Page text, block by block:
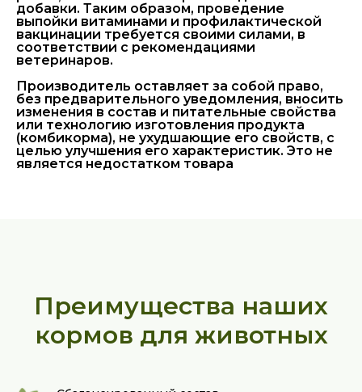
добавки. Таким образом, проведение
выпойки витаминами и профилактической
вакцинации требуется своими силами, в
соответствии с рекомендациями
ветеринаров.
Производитель оставляет за собой право,
без предварительного уведомления, вносить
изменения в состав и питательные свойства
или технологию изготовления продукта
(комбикорма), не ухудшающие его свойств, с
целью улучшения его характеристик. Это не
является недостатком товара
Преимущества наших
кормов для животных